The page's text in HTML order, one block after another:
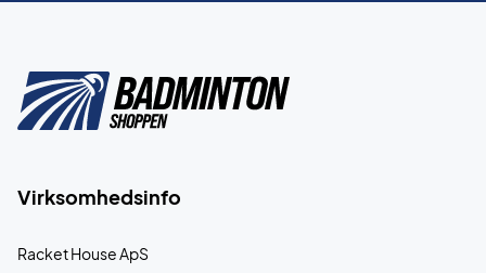
Virksomhedsinfo
Racket House ApS